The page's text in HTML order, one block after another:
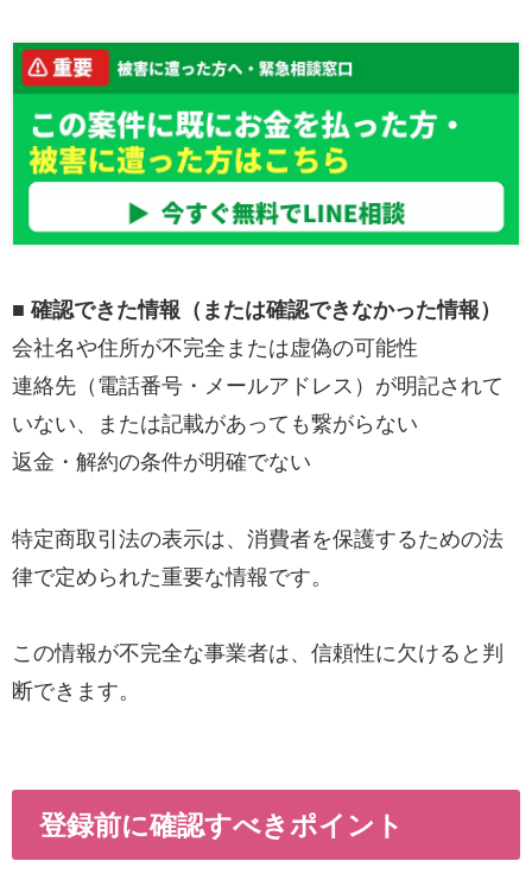
■ 確認できた情報（または確認できなかった情報）
会社名や住所が不完全または虚偽の可能性
連絡先（電話番号・メールアドレス）が明記されて
いない、または記載があっても繋がらない
返金・解約の条件が明確でない
特定商取引法の表示は、消費者を保護するための法
律で定められた重要な情報です。
この情報が不完全な事業者は、信頼性に欠けると判
断できます。
登録前に確認すべきポイント